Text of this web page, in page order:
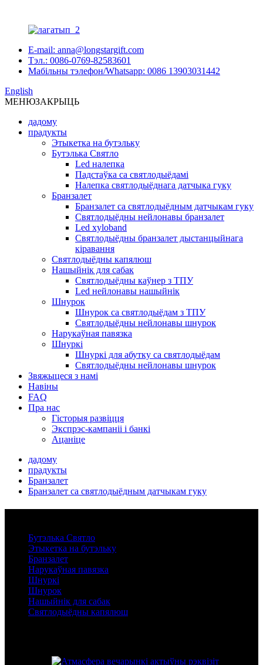
E-mail: anna@longstargift.com
Тэл.: 0086-0769-82583601
Мабільны тэлефон/Whatsapp: 0086 13903031442
English
МЕНЮЗАКРЫЦЬ
дадому
прадукты
Этыкетка на бутэльку
Бутэлька Святло
Led налепка
Падстаўка са святлодыёдамі
Налепка святлодыёднага датчыка гуку
Бранзалет
Бранзалет са святлодыёдным датчыкам гуку
Святлодыёдны нейлонавы бранзалет
Led xyloband
Святлодыёдны бранзалет дыстанцыйнага
кіравання
Святлодыёдны капялюш
Нашыйнік для сабак
Святлодыёдны каўнер з ТПУ
Led нейлонавы нашыйнік
Шнурок
Шнурок са святлодыёдам з ТПУ
Святлодыёдны нейлонавы шнурок
Нарукаўная павязка
Шнуркі
Шнуркі для абутку са святлодыёдам
Святлодыёдны нейлонавы шнурок
Звяжыцеся з намі
Навіны
FAQ
Пра нас
Гісторыя развіцця
Экспрэс-кампаніі і банкі
Ацаніце
дадому
прадукты
Бранзалет
Бранзалет са святлодыёдным датчыкам гуку
Бутэлька Святло
Этыкетка на бутэльку
Бранзалет
Нарукаўная павязка
Шнуркі
Шнурок
Нашыйнік для сабак
Святлодыёдны капялюш